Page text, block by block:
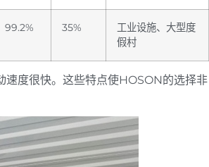
99.2% 35%
工业设施、大型度
假村
速度很快。这些特点使HOSON的选择非